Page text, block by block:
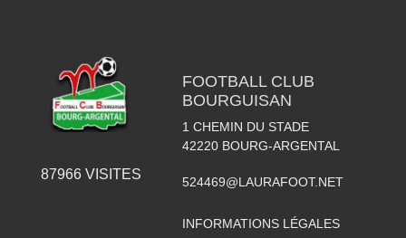
87966VISITES
FOOTBALL CLUB
BOURGUISAN
1 CHEMIN DU STADE
42220 BOURG-ARGENTAL
524469@LAURAFOOT.NET
INFORMATIONS LÉGALES